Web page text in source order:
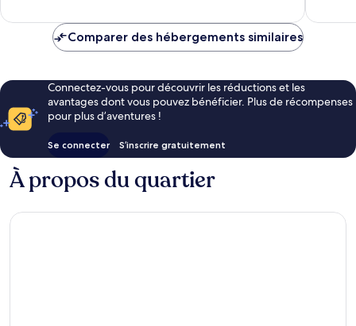
Comparer des hébergements similaires
Connectez-vous pour découvrir les réductions et les
avantages dont vous pouvez bénéficier. Plus de récompenses
pour plus d’aventures !
Se connecter S’inscrire gratuitement
À propos du quartier